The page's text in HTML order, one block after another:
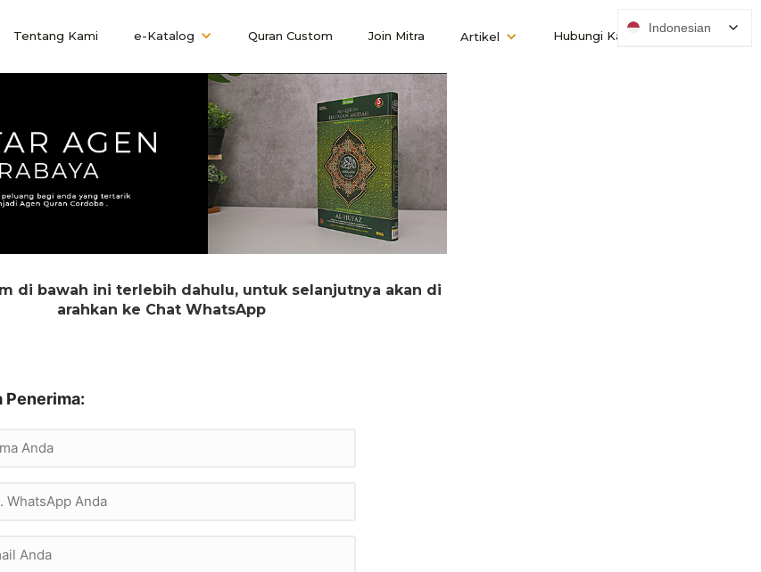
Tentang Kami e-Katalog Quran Custom Join Mitra Artikel Hubungi Kami
di bawah ini terlebih dahulu, untuk selanjutnya akan di
arahkan ke Chat WhatsApp
Penerima:
Indonesian